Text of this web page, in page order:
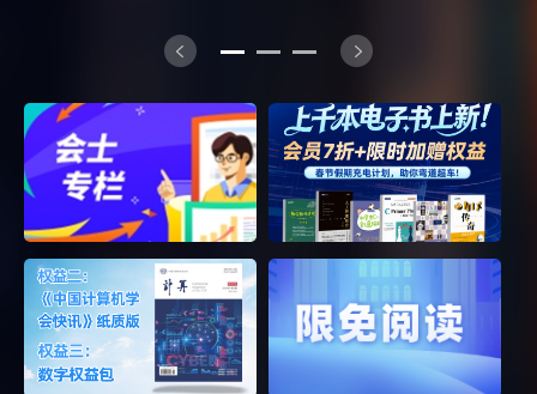
性，表明该方法优于同类算法。
在相对移动的情况下, 提取的射频指纹信息也具
的应用价值。
（DDoS）攻击两种情况，提出了基于订阅/发布
服务的SWIM应急响应模型（ERMSP），该模型
果表明，通过对网络性能各指标的实时监测和部
署ERMSP，可抵抗性提高了8.9%，业务连续性
提高了18.2%，可以实现SWIM的应急响应。
此很难处理大规模的图数据.为了解决SCAN算法
的可扩展性问题，提出一种基于MapReduce的海量
点以及两种合并聚类的MapReduce算法.最后，在
多个真实的大规模图数据集上进行实验测试，实
验结果验证了算法的准确性、有效性以及可扩展
性.